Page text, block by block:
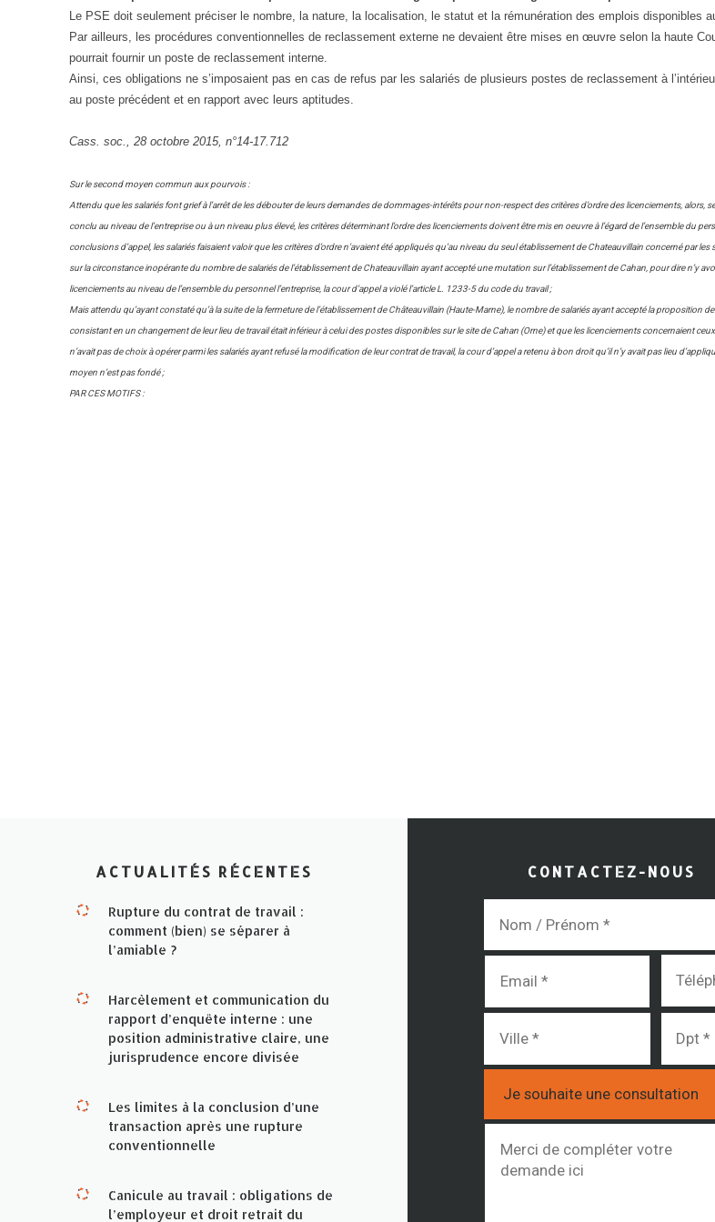
Le PSE doit seulement préciser le nombre, la nature, la localisation, le statut et la rémunération des emplois disponibles
Par ailleurs, les procédures conventionnelles de reclassement externe ne devaient être mises en œuvre selon la haute
pourrait fournir un poste de reclassement interne.
Ainsi, ces obligations ne s’imposaient pas en cas de refus par les salariés de plusieurs postes de reclassement à
au poste précédent et en rapport avec leurs aptitudes.
Cass. soc., 28 octobre 2015, n°14-17.712
Sur le second moyen commun aux pourvois :
Attendu que les salariés font grief à l’arrêt de les débouter de leurs demandes de dommages-intérêts pour non-respect des critères d’ordre des licenciements, alors,
conclu au niveau de l’entreprise ou à un niveau plus élevé, les critères déterminant l’ordre des licenciements doivent être mis en oeuvre à l’égard de l’ensemble du
conclusions d’appel, les salariés faisaient valoir que les critères d’ordre n’avaient été appliqués qu’au niveau du seul établissement de Chateauvillain concerné par
sur la circonstance inopérante du nombre de salariés de l’établissement de Chateauvillain ayant accepté une mutation sur l’établissement de Cahan, pour dire n’y
licenciements au niveau de l’ensemble du personnel l’entreprise, la cour d’appel a violé l’article L. 1233-5 du code du travail ;
Mais attendu qu’ayant constaté qu’à la suite de la fermeture de l’établissement de Châteauvillain (Haute-Marne), le nombre de salariés ayant accepté la proposition
consistant en un changement de leur lieu de travail était inférieur à celui des postes disponibles sur le site de Cahan (Orne) et que les licenciements concernaient
n’avait pas de choix à opérer parmi les salariés ayant refusé la modification de leur contrat de travail, la cour d’appel a retenu à bon droit qu’il n’y avait pas lieu
moyen n’est pas fondé ;
PAR CES MOTIFS :
ACTUALITÉS RÉCENTES
Rupture du contrat de travail :
comment (bien) se séparer à
l’amiable ?
Harcèlement et communication du
rapport d’enquête interne : une
position administrative claire, une
jurisprudence encore divisée
Les limites à la conclusion d’une
transaction après une rupture
conventionnelle
Canicule au travail : obligations de
l’employeur et droit retrait du
CONTACTEZ-NOUS